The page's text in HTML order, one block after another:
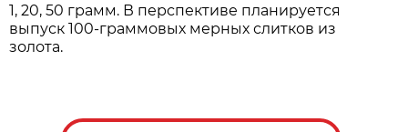
1, 20, 50 грамм. В перспективе планируется
выпуск 100-граммовых мерных слитков из
золота.